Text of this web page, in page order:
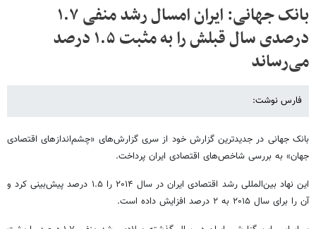
بانک جهانی: ایران امسال رشد منفی ۱.۷
درصدی سال قبلش را به مثبت ۱.۵ درصد
می‌رساند
فارس نوشت:
بانک جهانی در جدیدترین گزارش خود از سری گزارش‌های «چشم‌اندازهای اقتصادی
جهان» به بررسی شاخص‌های اقتصادی ایران پرداخت.
این نهاد بین‌المللی رشد اقتصادی ایران در سال ۲۰۱۴ را ۱.۵ درصد پیش‌بینی کرد و
آن را برای سال ۲۰۱۵ به ۲ درصد افزایش داده است.